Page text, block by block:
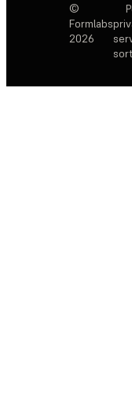
©
Formlabs
2026